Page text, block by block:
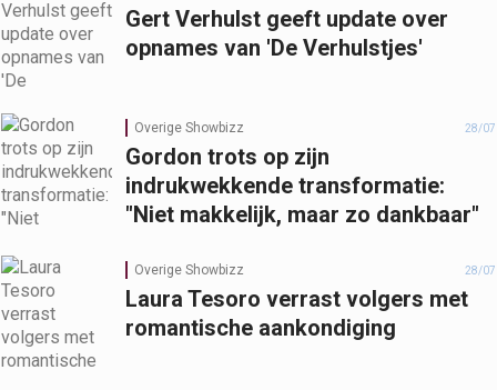
Gert Verhulst geeft update over
opnames van 'De Verhulstjes'
Overige Showbizz 28/07
Gordon trots op zijn
indrukwekkende transformatie:
"Niet makkelijk, maar zo dankbaar"
Overige Showbizz 28/07
Laura Tesoro verrast volgers met
romantische aankondiging